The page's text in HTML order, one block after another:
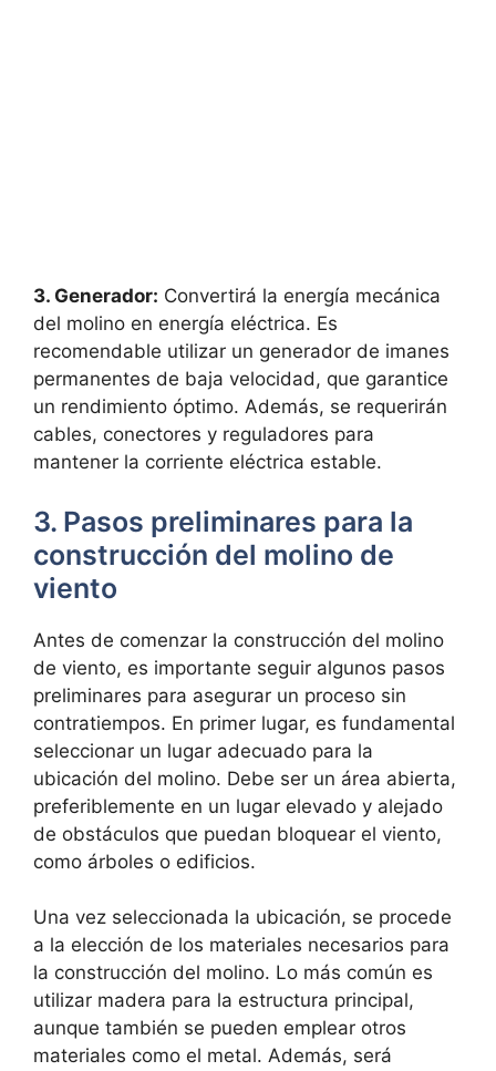
3. Generador: Convertirá la energía mecánica
del molino en energía eléctrica. Es
recomendable utilizar un generador de imanes
permanentes de baja velocidad, que garantice
un rendimiento óptimo. Además, se requerirán
cables, conectores y reguladores para
mantener la corriente eléctrica estable.
3. Pasos preliminares para la
construcción del molino de
viento
Antes de comenzar la construcción del molino
de viento, es importante seguir algunos pasos
preliminares para asegurar un proceso sin
contratiempos. En primer lugar, es fundamental
seleccionar un lugar adecuado para la
ubicación del molino. Debe ser un área abierta,
preferiblemente en un lugar elevado y alejado
de obstáculos que puedan bloquear el viento,
como árboles o edificios.
Una vez seleccionada la ubicación, se procede
a la elección de los materiales necesarios para
la construcción del molino. Lo más común es
utilizar madera para la estructura principal,
aunque también se pueden emplear otros
materiales como el metal. Además, será